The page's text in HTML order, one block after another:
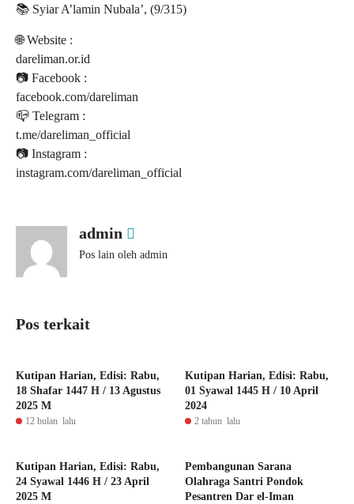
📚 Syiar A’lamin Nubala’, (9/315)
🌐 Website :
dareliman.or.id
📷 Facebook :
facebook.com/dareliman
📪 Telegram :
t.me/dareliman_official
📷 Instagram :
instagram.com/dareliman_official
admin
Pos lain oleh admin
Pos terkait
Kutipan Harian, Edisi: Rabu,
18 Shafar 1447 H / 13 Agustus
2025 M
12 bulan lalu
Kutipan Harian, Edisi: Rabu,
01 Syawal 1445 H / 10 April
2024
2 tahun lalu
Kutipan Harian, Edisi: Rabu,
24 Syawal 1446 H / 23 April
2025 M
Pembangunan Sarana
Olahraga Santri Pondok
Pesantren Dar el-Iman